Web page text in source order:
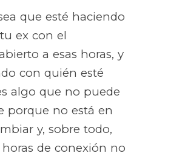
que esté haciendo
ex con el
a esas horas, y
con quién esté
algo que no puede
porque no está en
y, sobre todo,
de conexión no